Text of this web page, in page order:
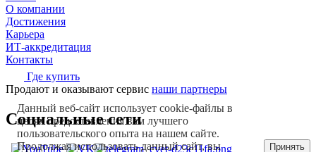
О компании
Достижения
Карьера
ИТ-аккредитация
Контакты
Где купить
Продают и оказывают сервис наши партнеры
Социальные сети
Данный веб-сайт использует cookie-файлы в
целях предоставления вам лучшего
пользовательского опыта на нашем сайте.
Продолжая использовать данный сайт, вы
Принять